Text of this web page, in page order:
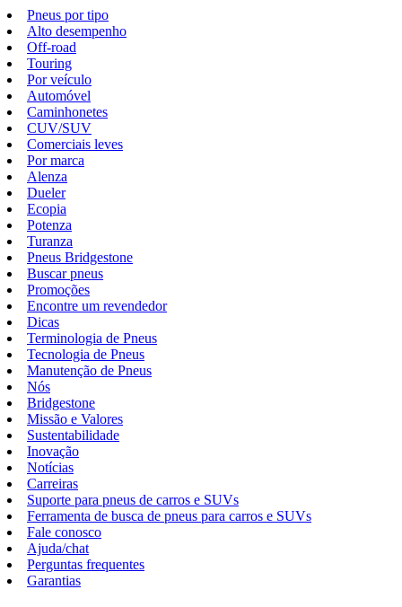
Pneus por tipo
Alto desempenho
Off-road
Touring
Por veículo
Automóvel
Caminhonetes
CUV/SUV
Comerciais leves
Por marca
Alenza
Dueler
Ecopia
Potenza
Turanza
Pneus Bridgestone
Buscar pneus
Promoções
Encontre um revendedor
Dicas
Terminologia de Pneus
Tecnologia de Pneus
Manutenção de Pneus
Nós
Bridgestone
Missão e Valores
Sustentabilidade
Inovação
Notícias
Carreiras
Suporte para pneus de carros e SUVs
Ferramenta de busca de pneus para carros e SUVs
Fale conosco
Ajuda/chat
Perguntas frequentes
Garantias